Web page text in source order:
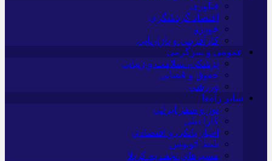
فناوری
اقتصاد گردشگری
خودرو
کارآفرینی و بازاریابی
عمومی و سرگرمی
پزشکی، سلامت و زیبایی
حقوق و قضایی
ورزشی
سایر راه‌ها
تور و سفر ایرانی
کارا دیلی
اخبار بانکی و اقتصادی
بلیط اتوبوس
مسیرهای نجف به کربلا